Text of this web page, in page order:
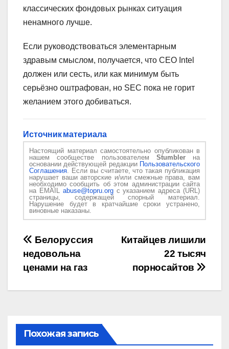
классических фондовых рынках ситуация
ненамного лучше.
Если руководствоваться элементарным
здравым смыслом, получается, что CEO Intel
должен или сесть, или как минимум быть
серьёзно оштрафован, но SEC пока не горит
желанием этого добиваться.
Источник материала
Настоящий материал самостоятельно опубликован в
нашем сообществе пользователем Stumblerна
основании действующей редакции Пользовательского
Соглашения . Если вы считаете, что такая публикация
нарушает ваши авторские и/или смежные права, вам
необходимо сообщить об этом администрации сайта
на EMAIL abuse@topru.orgс указанием адреса (URL)
страницы, содержащей спорный материал.
Нарушение будет в кратчайшие сроки устранено,
виновные наказаны.
Навигация
по
записям
Китайцев лишили
22 тысяч
порносайтов
Белоруссия
недовольна
ценами на газ
Похожая запись